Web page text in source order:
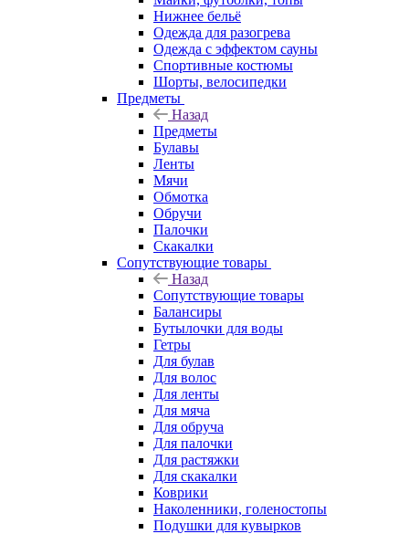
Нижнее бельё
Одежда для разогрева
Одежда с эффектом сауны
Спортивные костюмы
Шорты, велосипедки
Предметы
Назад
Предметы
Булавы
Ленты
Мячи
Обмотка
Обручи
Палочки
Скакалки
Сопутствующие товары
Назад
Сопутствующие товары
Балансиры
Бутылочки для воды
Гетры
Для булав
Для волос
Для ленты
Для мяча
Для обруча
Для палочки
Для растяжки
Для скакалки
Коврики
Наколенники, голеностопы
Подушки для кувырков